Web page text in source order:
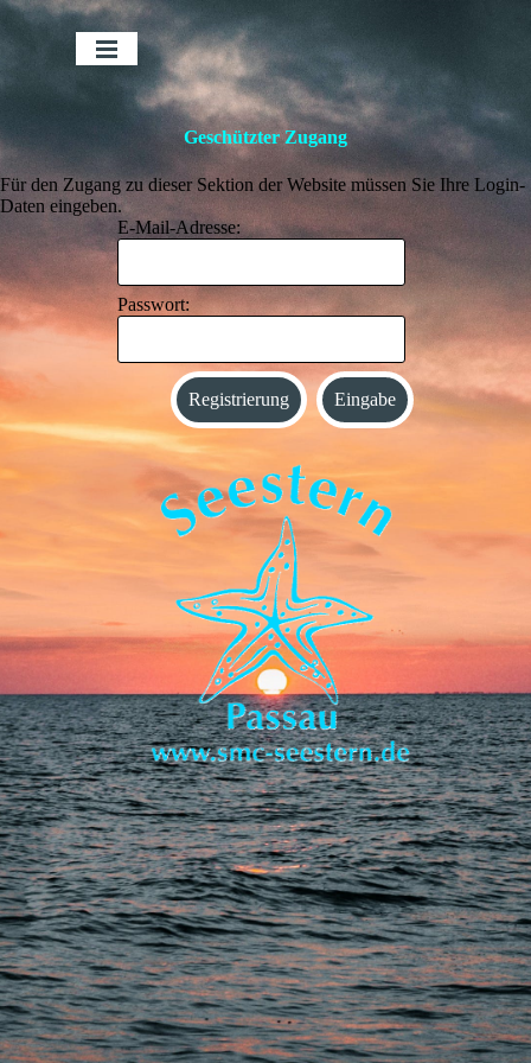
Direkt zum Seiteninhalt
Menü überspringen
Geschützter Zugang
Für den Zugang zu dieser Sektion der Website müssen Sie Ihre Login-
Daten eingeben.
E-Mail-Adresse:
Passwort:
Zurück zum Seiteninhalt